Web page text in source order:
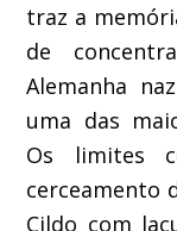
traz a
de
Alemanha
uma das
Os limites
cerceamento
Cildo com